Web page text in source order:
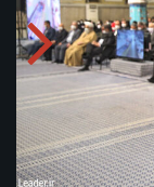
активистами-